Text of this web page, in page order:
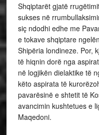
Shqiptarët gjatë
sukses në
siç ndodhi edhe me
e tokave shqiptare
Shipëria londineze. Por,
të hiqnin dorë nga
në logjikën dielaktike të
këto aspirata të
pavarësinë e shtetit të
avancimin kushtetues e
Maqedoni.